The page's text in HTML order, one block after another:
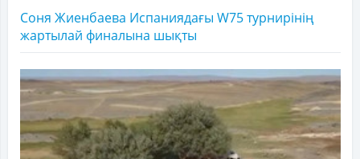
Соня Жиенбаева Испаниядағы W75 турнирінің
жартылай финалына шықты